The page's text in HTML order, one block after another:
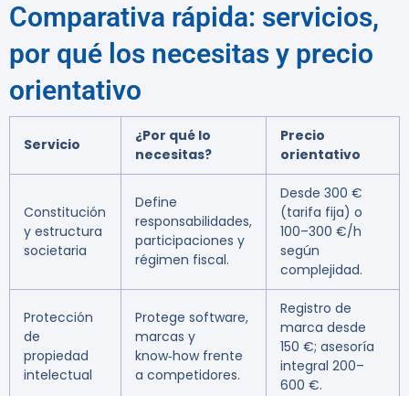
Comparativa rápida: servicios,
por qué los necesitas y precio
orientativo
Servicio
¿Por qué lo
necesitas?
Precio
orientativo
Constitución
y estructura
societaria
Define
responsabilidades,
participaciones y
régimen fiscal.
Desde 300 €
(tarifa fija) o
100–300 €/h
según
complejidad.
Protección
de
propiedad
intelectual
Protege software,
marcas y
know‑how frente
a competidores.
Registro de
marca desde
150 €; asesoría
integral 200–
600 €.